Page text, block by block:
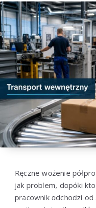
Ręczne wożenie
jak problem, dopóki
pracownik odchodzi